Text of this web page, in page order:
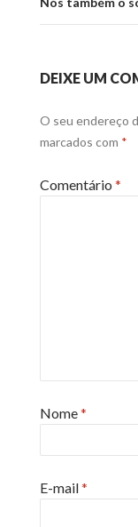
DEIXE UM
O seu endereço
marcados com *
Comentário *
Nome*
E-mail*